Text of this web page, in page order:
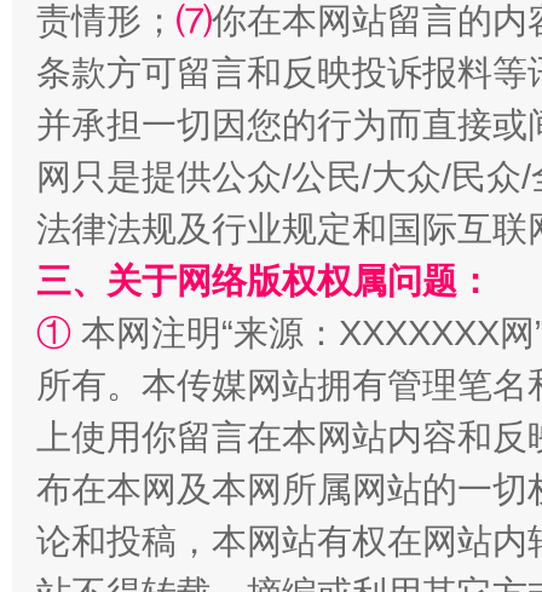
扯下公款旅游的“隐身衣” 如何以
“蜀中异人”王建安的艺术幻境
责情形； ⑺你在本网站留言的内
条款方可留言和反映投诉报料
并承担一切因您的行为而直接
网只是提供公众/公民/大众/民
法律法规及行业规定和国际互
三、关于网络版权权属问题：
① 本网注明“来源：XXXXXXX
所有。本传媒网站拥有管理笔
上使用你留言在本网站内容和
布在本网及本网所属网站的一
论和投稿，本网站有权在网站